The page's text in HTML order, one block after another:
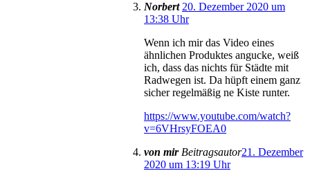
Norbert 20. Dezember 2020 um
13:38 Uhr
Wenn ich mir das Video eines
ähnlichen Produktes angucke, weiß
ich, dass das nichts für Städte mit
Radwegen ist. Da hüpft einem ganz
sicher regelmäßig ne Kiste runter.
https://www.youtube.com/watch?
v=6VHrsyFOEA0
von mir Beitragsautor21. Dezember
2020 um 13:19 Uhr